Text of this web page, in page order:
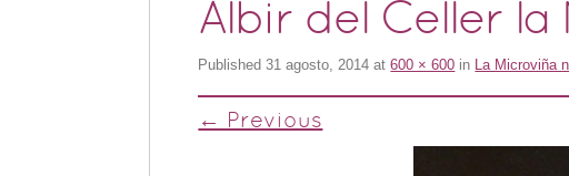
Albir del Celler la
Published31 agosto, 2014 at600 × 600 in La Microviña
← Previous